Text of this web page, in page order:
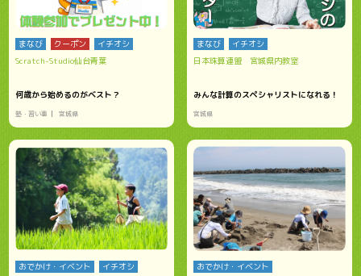
まなび クーポン
イチオシ
Scratch-Studio仙台青葉
何歳から始めるのがベスト？
塾・習い事 宮城県
まなび
イチオシ
日本珠算連盟 宮城県内教室
みんな計算のスペシャリストになれる！
宮城県
おでかけ・イベント
イチオシ
おでかけ・イベント